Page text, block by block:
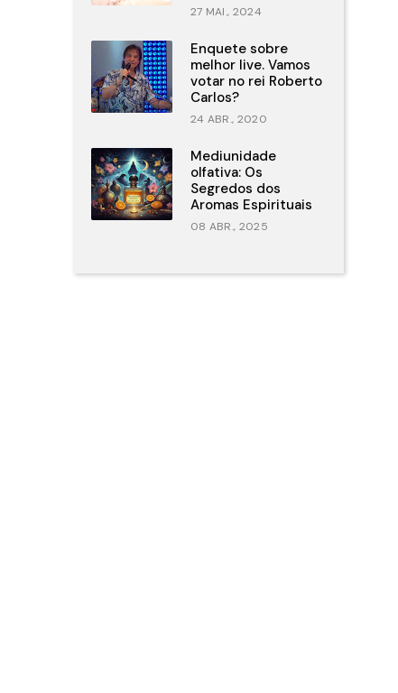
27 MAI., 2024
Enquete sobre
melhor live. Vamos
votar no rei Roberto
Carlos?
24 ABR., 2020
Mediunidade
olfativa: Os
Segredos dos
Aromas Espirituais
08 ABR., 2025